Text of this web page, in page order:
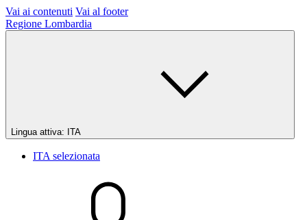
Vai ai contenuti Vai al footer
Regione Lombardia
Lingua attiva: ITA
ITA selezionata